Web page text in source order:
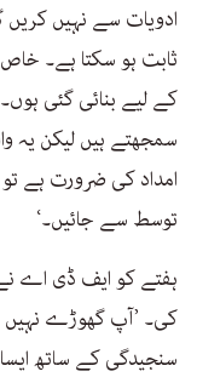
ادویات سے نہیں کریں
ثابت ہو سکتا ہے۔
کے لیے بنائی گئی
سمجھتے ہیں لیکن یہ
امداد کی ضرورت ہے تو
توسط سے جائیں۔‘
ہفتے کو ایف ڈی اے
کی۔ ’آپ گھوڑے نہیں
سنجیدگی کے ساتھ ایسا